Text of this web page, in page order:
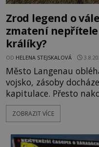
Zrod legend o
zmatení
králíky?
OD HELENA STEJSKALOVÁ
Město Langenau
vojsko, zásoby
kapitulace. Přesto
hrubou silou. Podle
obyvatelé za hradby
dost. Čas pracuje pro obléhatele. Ve městě ubývají
ZOBRAZIT VÍCE